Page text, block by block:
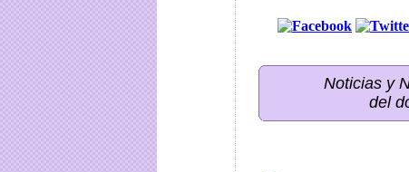
Noticias y
del